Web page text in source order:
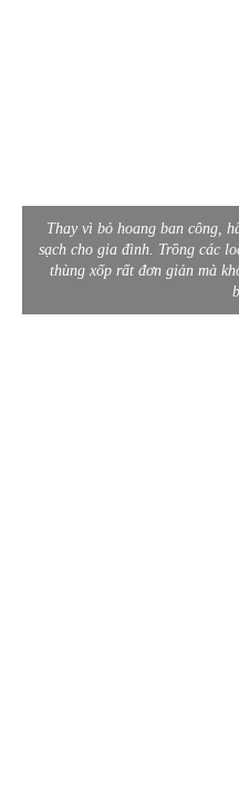
Thay vì bỏ hoang ban công,
sạch cho gia đình. Trồng các
thùng xốp rất đơn giản mà